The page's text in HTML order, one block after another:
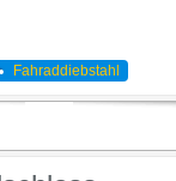
Fahraddiebstahl